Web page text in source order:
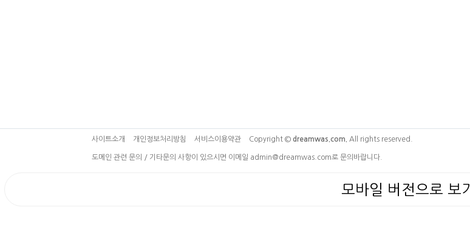
사이트소개 개인정보처리방침 서비스이용약관 Copyright © dreamwas.com. All rights reserved.
도메인 관련 문의 / 기타문의 사항이 있으시면 이메일 admin@dreamwas.com로 문의바랍니다.
모바일 버전으로 보기